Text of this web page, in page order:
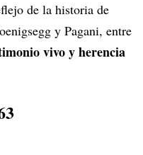
de la historia de
y Pagani, entre
vivo y herencia